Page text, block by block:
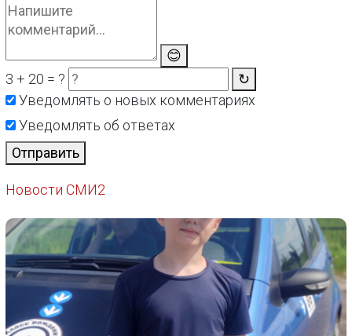
😊
3 + 20 = ?
↻
Уведомлять о новых комментариях
Уведомлять об ответах
Отправить
Новости СМИ2